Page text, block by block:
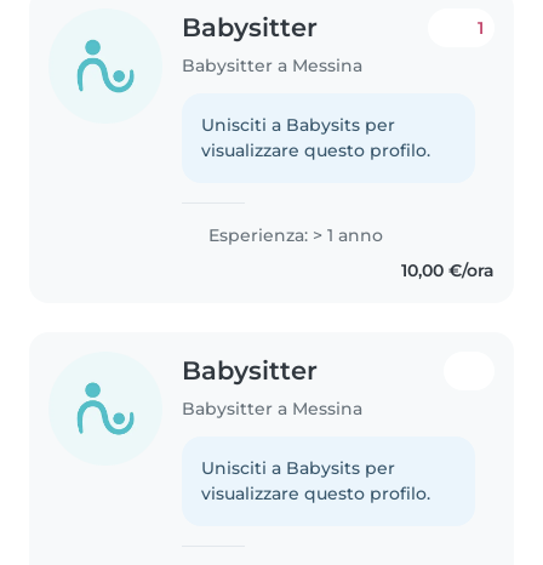
Babysitter
Babysitter a Messina
1
Unisciti a Babysits per
visualizzare questo profilo.
Esperienza: > 1 anno
10,00 €/ora
Babysitter
Babysitter a Messina
Unisciti a Babysits per
visualizzare questo profilo.